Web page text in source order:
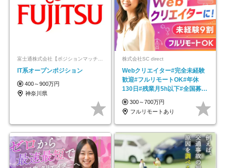
富士通株式会社【ポジションマッチ登録】
IT系オープンポジション
400～900万円
神奈川県
株式会社SC direct
Webクリエイター#完全未経験
歓迎#フルリモートOK#年休
130日#残業月5h以下#全国募集
#最大1年の研修
300～700万円
フルリモートあり